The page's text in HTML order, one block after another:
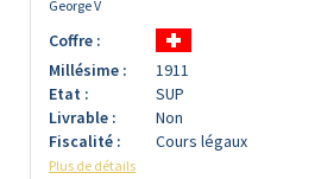
George V
Coffre :
Millésime :
1911
Etat :
SUP
Livrable :
Non
Fiscalité :
Cours légaux
Plus de détails